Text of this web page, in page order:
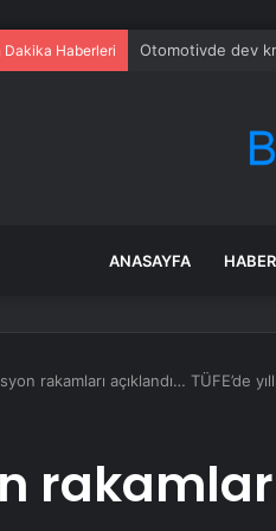
Dakika Haberleri Otomotivde dev
ANASAYFA HABER
rakamları açıklandı… TÜFE’de